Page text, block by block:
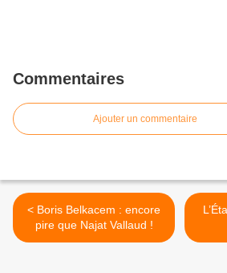
Commentaires
Ajouter un commentaire
< Boris Belkacem : encore
pire que Najat Vallaud !